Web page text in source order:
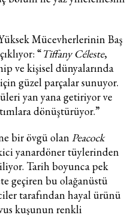
neler oluyor? Yeni
en
güzelllik
haftalık e-
Mücevherlerinin Baş
“Tiffany Céleste,
ve kişisel dünyalarında
güzel parçalar sunuyor.
yan yana getiriyor ve
dönüştürüyor.”
bir övgü olanPeacock
yanardöner tüylerinden
Tarih boyunca pek
geçiren bu olağanüstü
tarafından hayal ürünü
kuşunun renkli